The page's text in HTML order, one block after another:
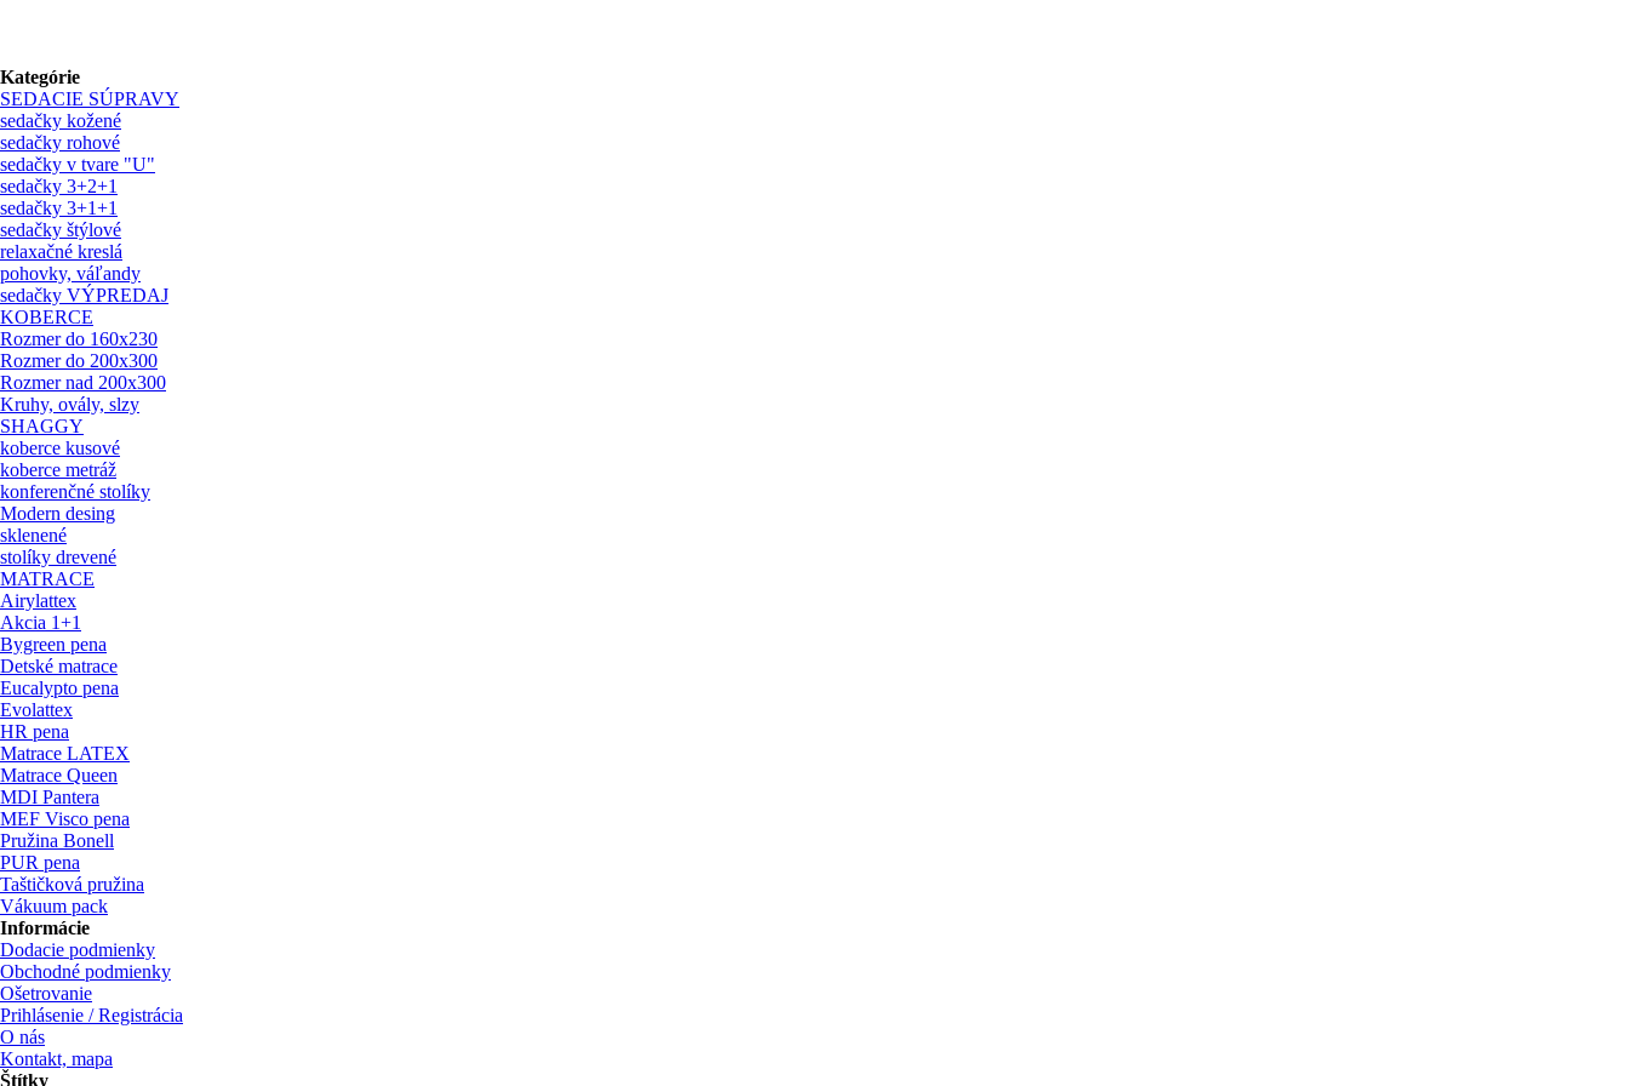
Kategórie
SEDACIE SÚPRAVY
sedačky kožené
sedačky rohové
sedačky v tvare "U"
sedačky 3+2+1
sedačky 3+1+1
sedačky štýlové
relaxačné kreslá
pohovky, váľandy
sedačky VÝPREDAJ
KOBERCE
Rozmer do 160x230
Rozmer do 200x300
Rozmer nad 200x300
Kruhy, ovály, slzy
SHAGGY
koberce kusové
koberce metráž
konferenčné stolíky
Modern desing
sklenené
stolíky drevené
MATRACE
Airylattex
Akcia 1+1
Bygreen pena
Detské matrace
Eucalypto pena
Evolattex
HR pena
Matrace LATEX
Matrace Queen
MDI Pantera
MEF Visco pena
Pružina Bonell
PUR pena
Taštičková pružina
Vákuum pack
Informácie
Dodacie podmienky
Obchodné podmienky
Ošetrovanie
Prihlásenie / Registrácia
O nás
Kontakt, mapa
Štítky